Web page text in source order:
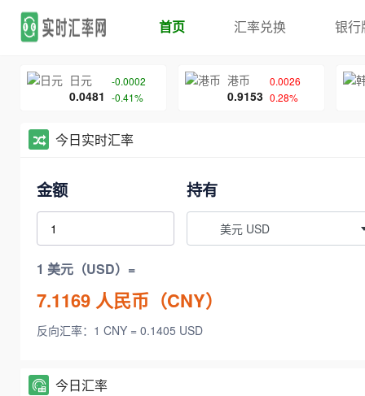
首页 汇率兑换 银行
日元
0.0481
-0.0002
-0.41%
港币
0.9153
0.0026
0.28%
今日实时汇率
金额 持有
美元 USD
1 美元（USD）=
7.1169 人民币（CNY）
反向汇率：1 CNY = 0.1405 USD
今日汇率